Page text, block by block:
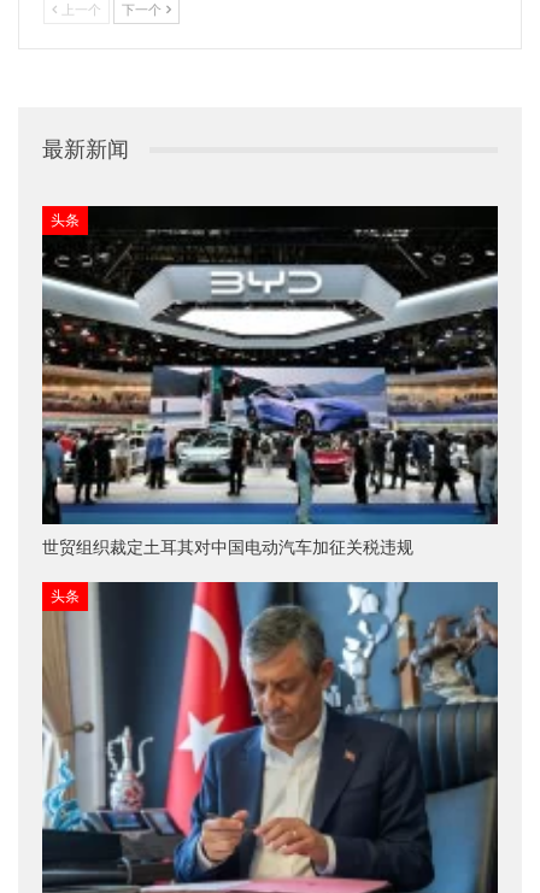
上一个 下一个
最新新闻
头条
世贸组织裁定土耳其对中国电动汽车加征关税违规
头条